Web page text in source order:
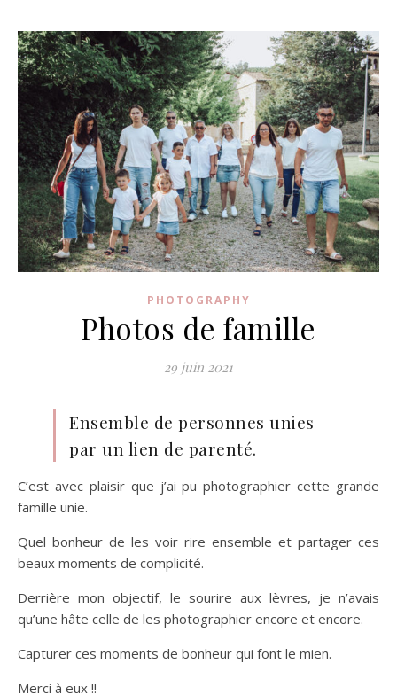
PHOTOGRAPHY
Photos de famille
29 juin 2021
Ensemble de personnes unies
par un lien de parenté.
C’est avec plaisir que j’ai pu photographier cette grande
famille unie.
Quel bonheur de les voir rire ensemble et partager ces
beaux moments de complicité.
Derrière mon objectif, le sourire aux lèvres, je n’avais
qu’une hâte celle de les photographier encore et encore.
Capturer ces moments de bonheur qui font le mien.
Merci à eux !!